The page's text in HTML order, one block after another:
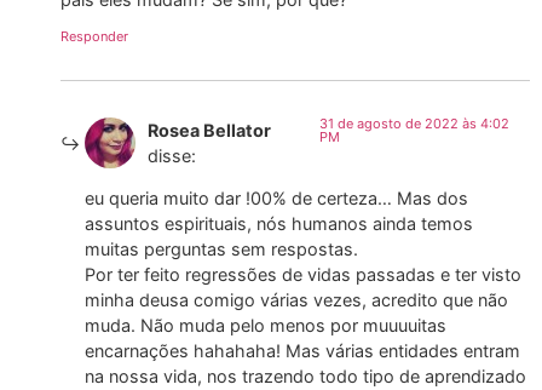
Responder
Rosea Bellator
disse:
31 de agosto de 2022 às 4:02
PM
eu queria muito dar !00% de certeza… Mas dos
assuntos espirituais, nós humanos ainda temos
muitas perguntas sem respostas.
Por ter feito regressões de vidas passadas e ter visto
minha deusa comigo várias vezes, acredito que não
muda. Não muda pelo menos por muuuuitas
encarnações hahahaha! Mas várias entidades entram
na nossa vida, nos trazendo todo tipo de aprendizado